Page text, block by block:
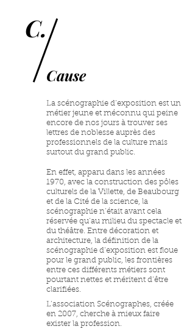
C.
Cause
La scénographie d’exposition est un
métier jeune et méconnu qui peine
encore de nos jours à trouver ses
lettres de noblesse auprès des
professionnels de la culture mais
surtout du grand public.
En effet, apparu dans les années
1970, avec la construction des pôles
culturels de la Villette, de Beaubourg
et de la Cité de la science, la
scénographie n’était avant cela
réservée qu’au milieu du spectacle et
du théâtre. Entre décoration et
architecture, la définition de la
scénographie d’exposition est floue
pour le grand public, les frontières
entre ces différents métiers sont
pourtant nettes et méritent d’être
clarifiées.
L’association Scénographes, créée
en 2007, cherche à mieux faire
exister la profession.